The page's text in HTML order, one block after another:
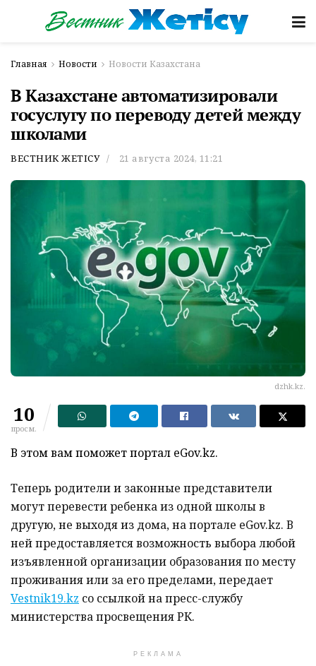
Главная Новости Новости Казахстана
​​В Казахстане автоматизировали
госуслугу по переводу детей между
школами
ВЕСТНИК ЖЕТІСУ 21 августа 2024, 11:21
dzhk.kz.
10
просм.
В этом вам поможет портал eGov.kz.
Теперь родители и законные представители
могут перевести ребенка из одной школы в
другую, не выходя из дома, на портале eGov.kz. В
ней предоставляется возможность выбора любой
изъявленной организации образования по месту
проживания или за его пределами, передает
Vestnik19.kz со ссылкой на пресс-службу
министерства просвещения РК.
РЕКЛАМА